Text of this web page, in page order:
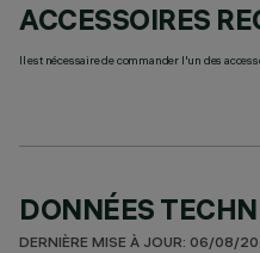
ACCESSOIRES
Il est nécessaire de commander l'un des
DONNÉES
DERNIÈRE MISE À JOUR: 06/08/